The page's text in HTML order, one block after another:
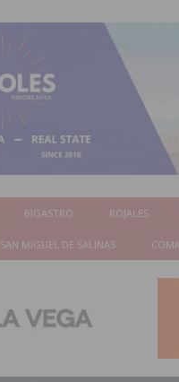
BIGASTRO ROJALES
SAN MIGUEL DE SALINAS